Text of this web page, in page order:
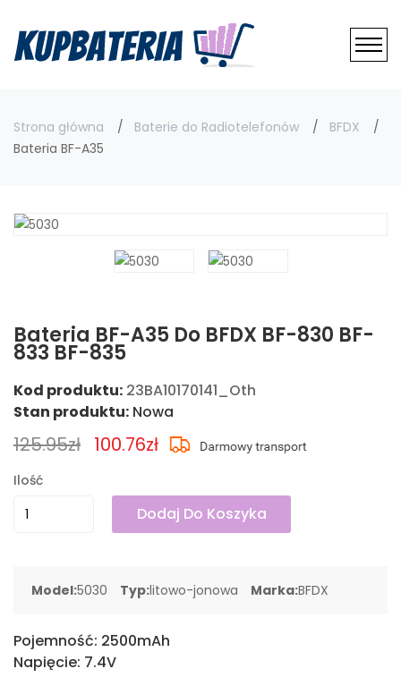
Strona główna Baterie do Radiotelefonów
BFDX
Bateria BF-A35
Bateria BF-A35 Do BFDX BF-830 BF-
833 BF-835
Kod produktu: 23BA10170141_Oth
Stan produktu: Nowa
125.95zł 100.76zł
Ilość
Dodaj Do Koszyka
Model:5030 Typ:litowo-jonowa Marka:BFDX
Pojemność: 2500mAh
Napięcie: 7.4V